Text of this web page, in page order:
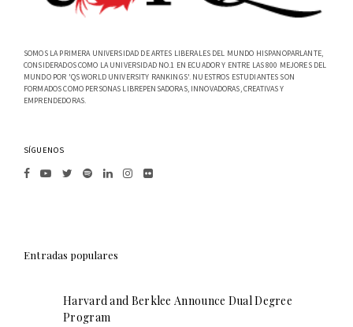
SOMOS LA PRIMERA UNIVERSIDAD DE ARTES LIBERALES DEL MUNDO HISPANOPARLANTE,
CONSIDERADOS COMO LA UNIVERSIDAD NO.1 EN ECUADOR Y ENTRE LAS 800 MEJORES DEL
MUNDO POR 'QS WORLD UNIVERSITY RANKINGS'. NUESTROS ESTUDIANTES SON
FORMADOS COMO PERSONAS LIBREPENSADORAS, INNOVADORAS, CREATIVAS Y
EMPRENDEDORAS.
SÍGUENOS
Entradas populares
Harvard and Berklee Announce Dual Degree
Program